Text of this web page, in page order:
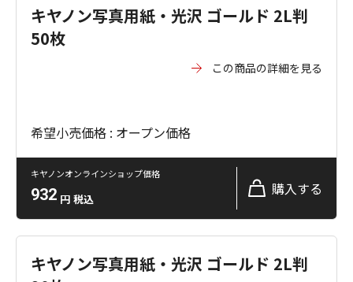
キヤノン写真用紙・光沢 ゴールド 2L判
50枚
この商品の詳細を見る
希望小売価格 : オープン価格
キヤノンオンラインショップ価格
932 円 税込
購入する
キヤノン写真用紙・光沢 ゴールド 2L判